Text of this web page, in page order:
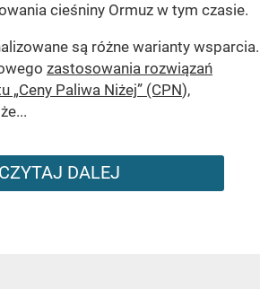
cieśniny Ormuz w tym czasie.
są różne warianty wsparcia.
zastosowania rozwiązań
„Ceny Paliwa Niżej” (CPN),
CZYTAJ DALEJ